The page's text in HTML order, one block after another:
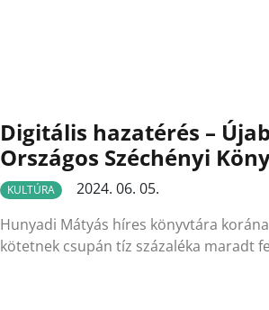
Digitális hazatérés –
Országos Széchényi
KULTÚRA
2024. 06. 05.
Hunyadi Mátyás híres könyvtára
kötetnek csupán tíz százaléka maradt